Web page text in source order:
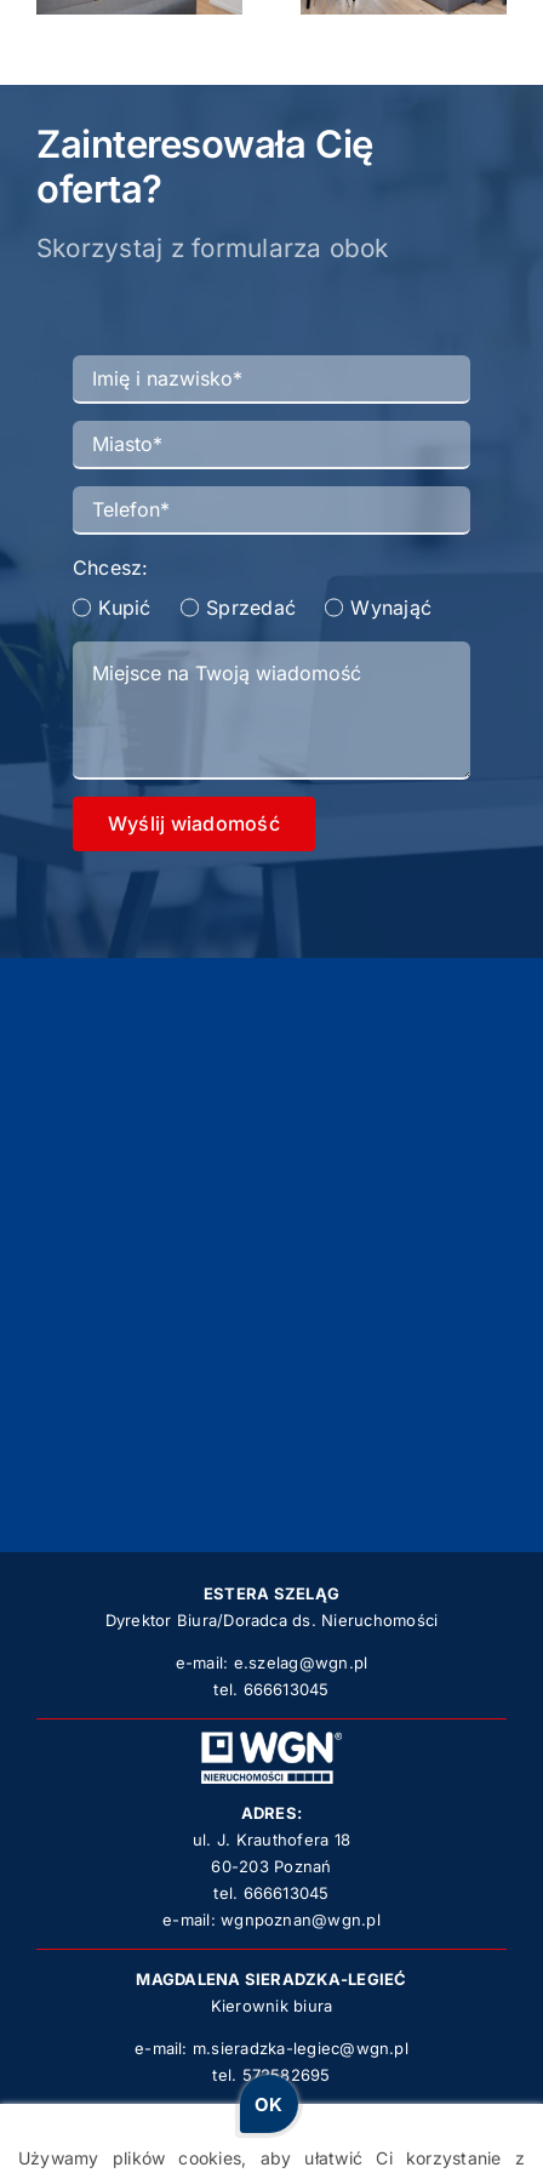
postojowe.
Poznań,
Zainteresowała Cię
oferta?
Skorzystaj z formularza obok
Chcesz:
Kupić
Sprzedać Wynająć
Wyślij wiadomość
ESTERA SZELĄG
Dyrektor Biura/Doradca ds. Nieruchomości
e-mail: e.szelag@wgn.pl
tel. 666613045
ADRES:
ul. J. Krauthofera 18
60-203 Poznań
tel. 666613045
e-mail:wgnpoznan@wgn.pl
MAGDALENA SIERADZKA-LEGIEĆ
Kierownik biura
e-mail: m.sieradzka-legiec@wgn.pl
tel. 572582695
POWERWEB.PRO– STRONY DLA FIRM POZYSKUJĄCE
Używamy plików cookies, aby ułatwić Ci korzystanie z
OK